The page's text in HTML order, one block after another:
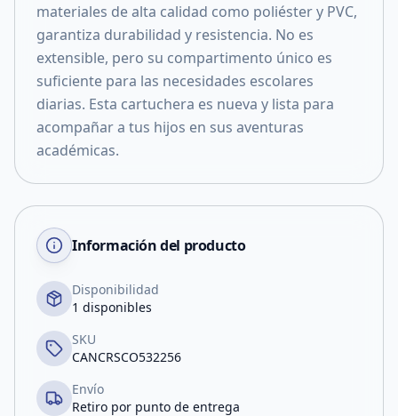
materiales de alta calidad como poliéster y PVC,
garantiza durabilidad y resistencia. No es
extensible, pero su compartimento único es
suficiente para las necesidades escolares
diarias. Esta cartuchera es nueva y lista para
acompañar a tus hijos en sus aventuras
académicas.
Información del producto
Disponibilidad
1 disponibles
SKU
CANCRSCO532256
Envío
Retiro por punto de entrega